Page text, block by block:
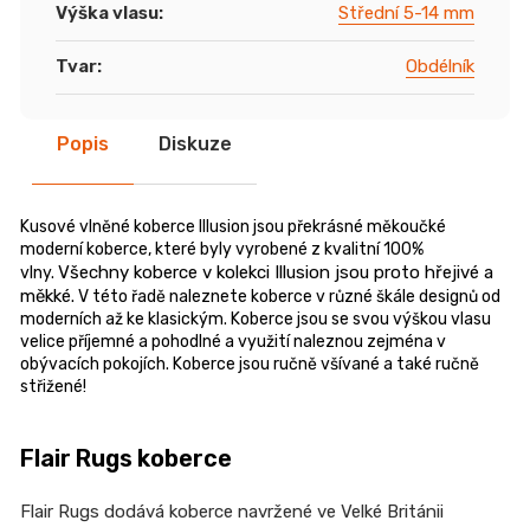
Výška vlasu: Střední 5-14 mm
Tvar: Obdélník
Popis Diskuze
Kusové vlněné koberce Illusion jsou překrásné měkoučké
moderní koberce, které byly vyrobené z kvalitní 100%
vlny. Všechny koberce v kolekci Illusion jsou proto hřejivé a
měkké. V této řadě naleznete koberce v různé škále designů od
moderních až ke klasickým. Koberce jsou se svou výškou vlasu
velice příjemné a pohodlné a využití naleznou zejména v
obývacích pokojích. Koberce jsou ručně všívané a také ručně
střižené!
Flair Rugs koberce
Flair Rugs dodává koberce navržené ve Velké Británii